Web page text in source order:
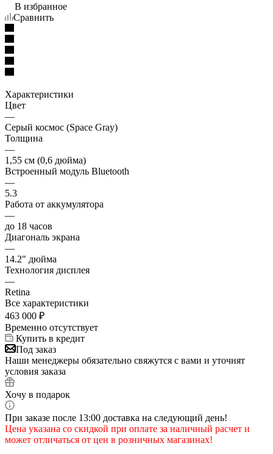
В избранное
Сравнить
Характеристики
Цвет
—
Серый космос (Space Gray)
Толщина
—
1,55 см (0,6 дюйма)
Встроенный модуль Bluetooth
—
5.3
Работа от аккумулятора
—
до 18 часов
Диагональ экрана
—
14.2" дюйма
Технология дисплея
—
Retina
Все характеристики
463 000 ₽
Временно отсутствует
Купить в кредит
Под заказ
Наши менеджеры обязательно свяжутся с вами и уточнят
условия заказа
Хочу в подарок
При заказе после 13:00 доставка на следующий день!
Цена указана со скидкой при оплате за наличный расчет и
может отличаться от цен в розничных магазинах!